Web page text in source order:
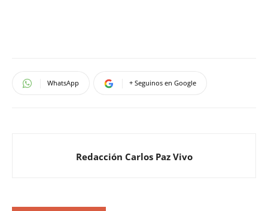
WhatsApp + Seguinos en Google
Redacción Carlos Paz Vivo